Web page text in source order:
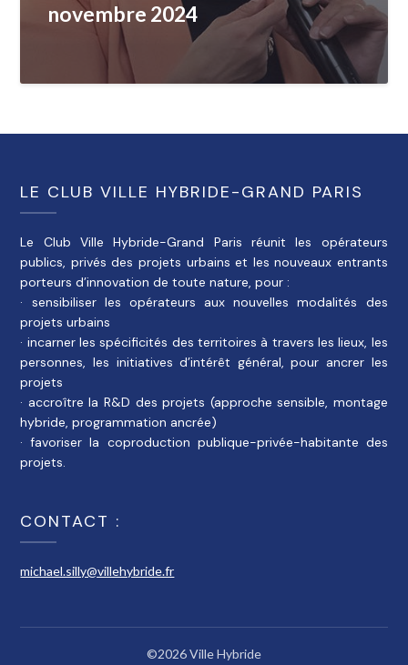
novembre 2024
LE CLUB VILLE HYBRIDE-GRAND PARIS
Le Club Ville Hybride-Grand Paris réunit les opérateurs
publics, privés des projets urbains et les nouveaux entrants
porteurs d’innovation de toute nature, pour :
· sensibiliser les opérateurs aux nouvelles modalités des
projets urbains
· incarner les spécificités des territoires à travers les lieux, les
personnes, les initiatives d’intérêt général, pour ancrer les
projets
· accroître la R&D des projets (approche sensible, montage
hybride, programmation ancrée)
· favoriser la coproduction publique-privée-habitante des
projets.
CONTACT :
michael.silly@villehybride.fr
©2026 Ville Hybride